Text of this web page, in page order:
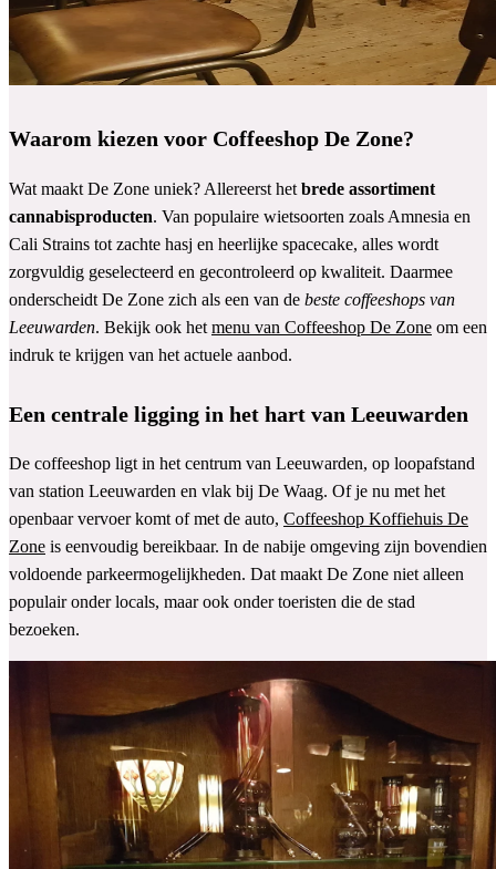
Waarom kiezen voor Coffeeshop De Zone?
Wat maakt De Zone uniek? Allereerst het brede assortiment
cannabisproducten. Van populaire wietsoorten zoals Amnesia en
Cali Strains tot zachte hasj en heerlijke spacecake, alles wordt
zorgvuldig geselecteerd en gecontroleerd op kwaliteit. Daarmee
onderscheidt De Zone zich als een van de beste coffeeshops van
Leeuwarden. Bekijk ook het menu van Coffeeshop De Zone om een
indruk te krijgen van het actuele aanbod.
Een centrale ligging in het hart van Leeuwarden
De coffeeshop ligt in het centrum van Leeuwarden, op loopafstand
van station Leeuwarden en vlak bij De Waag. Of je nu met het
openbaar vervoer komt of met de auto, Coffeeshop Koffiehuis De
Zone is eenvoudig bereikbaar. In de nabije omgeving zijn bovendien
voldoende parkeermogelijkheden. Dat maakt De Zone niet alleen
populair onder locals, maar ook onder toeristen die de stad
bezoeken.